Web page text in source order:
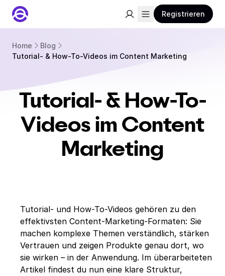
Registrieren
Home
Blog
Tutorial- & How-To-Videos im Content Marketing
Tutorial- & How-To-
Videos im Content
Marketing
Tutorial- und How-To-Videos gehören zu den
effektivsten Content-Marketing-Formaten: Sie
machen komplexe Themen verständlich, stärken
Vertrauen und zeigen Produkte genau dort, wo
sie wirken – in der Anwendung. Im überarbeiteten
Artikel findest du nun eine klare Struktur,